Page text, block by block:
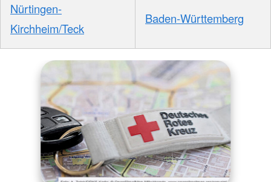
Nürtingen-
Kirchheim/Teck
Baden-Württemberg